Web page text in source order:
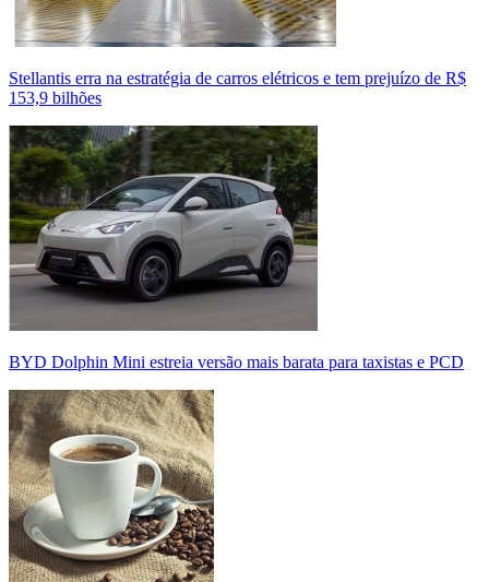
Stellantis erra na estratégia de carros elétricos e tem prejuízo de R$
153,9 bilhões
BYD Dolphin Mini estreia versão mais barata para taxistas e PCD